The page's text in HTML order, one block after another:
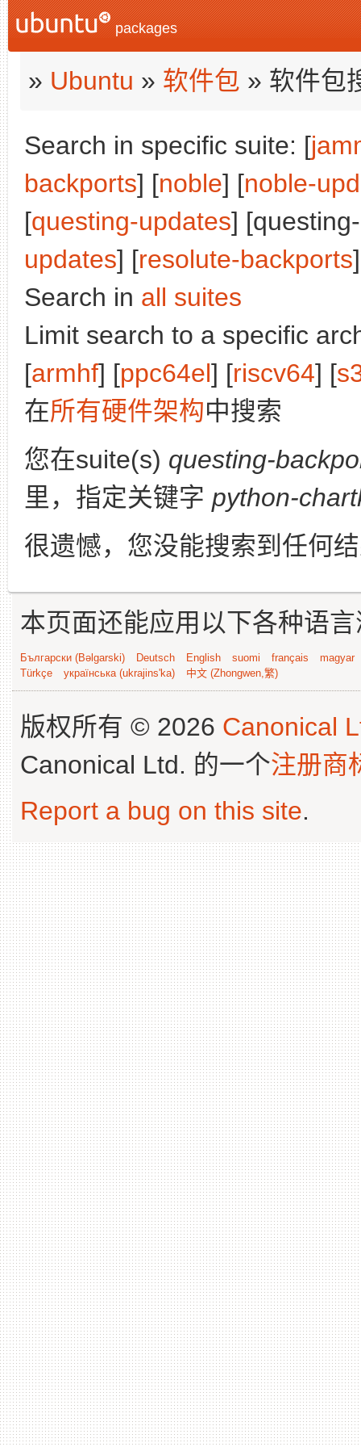
packages
» Ubuntu » 软件包 » 软件包
Search in specific suite: [
backports] [noble] [noble-
[questing-updates]
updates] [resolute-backports
Search in all suites
Limit search to a specific
[armhf] [ppc64el] [riscv64] [
在所有硬件架构中搜索
您在suite(s) questing-
里，指定关键字 python-
很遗憾，您没能搜索到任何
本页面还能应用以下各种语
Български (Bəlgarski) Deutsch English suomi français
magyar
Türkçe
українська (ukrajins'ka) 中文 (Zhongwen,繁)
版权所有 © 2026 Canonical
Canonical Ltd. 的一个注册商
Report a bug on this site.